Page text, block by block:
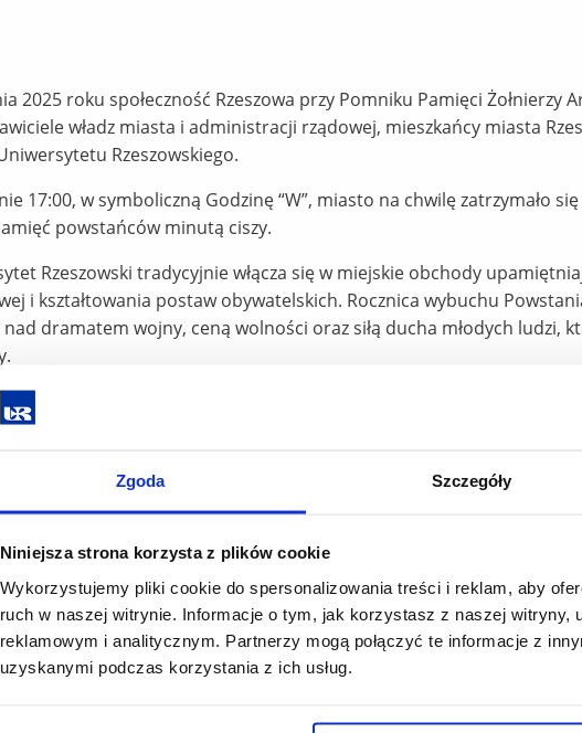
Zgoda Szczegóły
Niniejsza strona korzysta z plików cookie
Wykorzystujemy pliki cookie do spersonalizowania treści i reklam, aby
ruch w naszej witrynie. Informacje o tym, jak korzystasz z naszej witryny,
reklamowym i analitycznym. Partnerzy mogą połączyć te informacje z
uzyskanymi podczas korzystania z ich usług.
2025 roku społeczność Rzeszowa przy Pomniku Pamięci
władz miasta i administracji rządowej, mieszkańcy miasta
Rzeszowskiego.
17:00, w symboliczną Godzinę “W”, miasto na chwilę zatrzymało
powstańców minutą ciszy.
Rzeszowski tradycyjnie włącza się w miejskie obchody
i kształtowania postaw obywatelskich. Rocznica wybuchu
dramatem wojny, ceną wolności oraz siłą ducha młodych ludzi,
Rzeszowski
Bukała/ Urząd Miasta Rzeszowa